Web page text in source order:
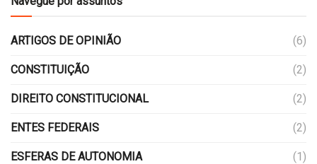
ARTIGOS DE OPINIÃO (6)
CONSTITUIÇÃO (2)
DIREITO CONSTITUCIONAL (2)
ENTES FEDERAIS (2)
ESFERAS DE AUTONOMIA (1)